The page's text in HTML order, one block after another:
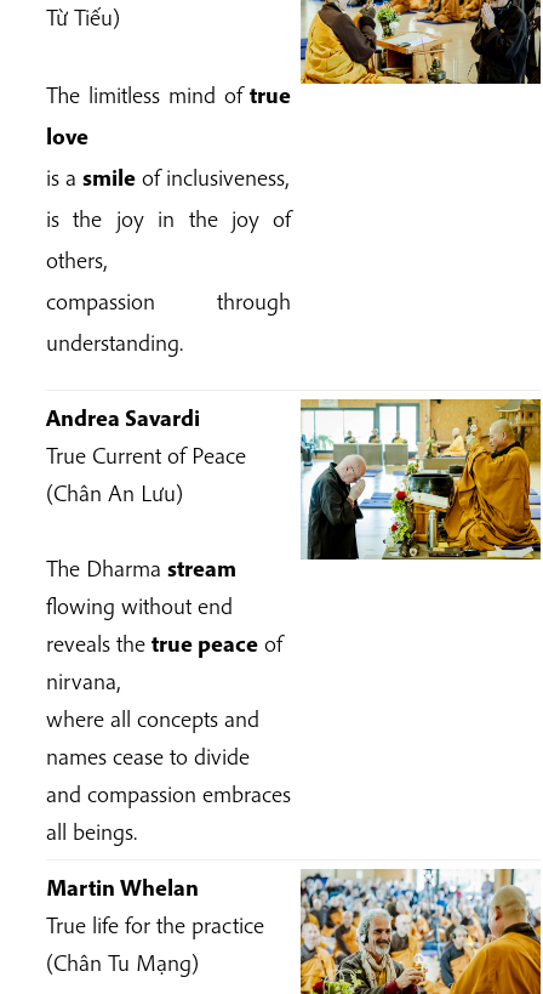
Từ Tiếu)
The limitless mind oftrue
love
is a smile of inclusiveness,
is the joy in the joy of
others,
compassion through
understanding.
Andrea Savardi
True Current of Peace
(Chân An Lưu)
The Dharma stream
flowing without end
reveals the true peace of
nirvana,
where all concepts and
names cease to divide
and compassion embraces
all beings.
Martin Whelan
True life for the practice
(Chân Tu Mạng)